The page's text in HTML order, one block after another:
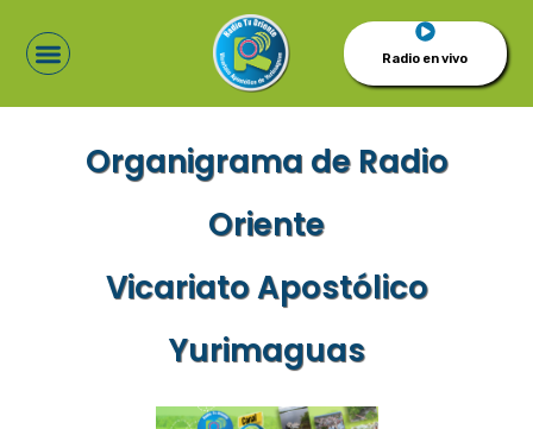
Radio en vivo
Organigrama de Radio
Oriente
Vicariato Apostólico
Yurimaguas